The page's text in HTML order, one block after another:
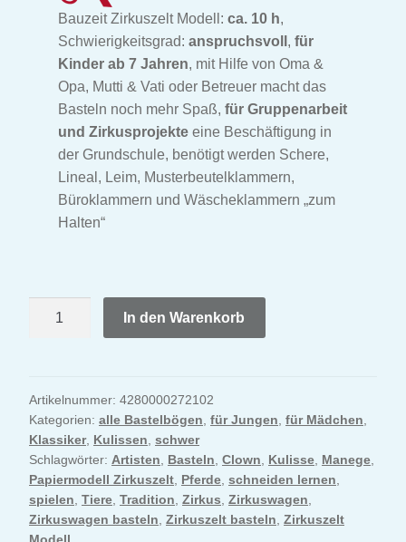
Bauernhof Bastelbogen
Arche Noah
Park der Tiere Bastelbogen
Bauernhof Bastelbogen
Lichterhaus Bastelbogen
Ostern Bastelbogen
Unser Dorf Bastelbogen
Bauzeit Zirkuszelt Modell: ca. 10 h,
Schwierigkeitsgrad: anspruchsvoll , für
Kinder ab 7 Jahren, mit Hilfe von Oma &
Opa, Mutti & Vati oder Betreuer macht das
Basteln noch mehr Spaß, für Gruppenarbeit
und Zirkusprojekte eine Beschäftigung in
der Grundschule, benötigt werden Schere,
Lineal, Leim, Musterbeutelklammern,
Büroklammern und Wäscheklammern „zum
Halten“
Zirkus
In den Warenkorb
Artikelnummer: 4280000272102
Kategorien: alle Bastelbögen für Jungen für Mädchen
Klassiker, Kulissen schwer
Schlagwörter: Artisten Basteln Clown Kulisse Manege
Papiermodell Zirkuszelt Pferde schneiden lernen
spielen Tiere Tradition Zirkus Zirkuswagen
Zirkuswagen basteln Zirkuszelt basteln Zirkuszelt